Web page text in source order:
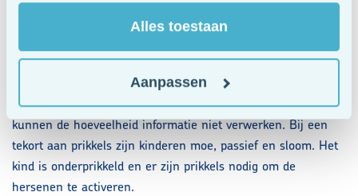
Alles toestaan
Aanpassen
Ontstaan van klachten
Kinderen die daar gevoelig voor zijn ontwikkelen klachten. Bij
een teveel aan prikkels zijn kinderen actief, onrustig,
bewegelijk en druk. Het kind is overprikkeld en de hersenen
kunnen de hoeveelheid informatie niet verwerken. Bij een
tekort aan prikkels zijn kinderen moe, passief en sloom. Het
kind is onderprikkeld en er zijn prikkels nodig om de
hersenen te activeren.